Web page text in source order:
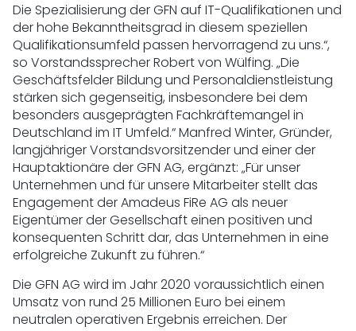
Die Spezialisierung der GFN auf IT-Qualifikationen und
der hohe Bekanntheitsgrad in diesem speziellen
Qualifikationsumfeld passen hervorragend zu uns.“,
so Vorstandssprecher Robert von Wülfing. „Die
Geschäftsfelder Bildung und Personaldienstleistung
stärken sich gegenseitig, insbesondere bei dem
besonders ausgeprägten Fachkräftemangel in
Deutschland im IT Umfeld.“ Manfred Winter, Gründer,
langjähriger Vorstandsvorsitzender und einer der
Hauptaktionäre der GFN AG, ergänzt: „Für unser
Unternehmen und für unsere Mitarbeiter stellt das
Engagement der Amadeus FiRe AG als neuer
Eigentümer der Gesellschaft einen positiven und
konsequenten Schritt dar, das Unternehmen in eine
erfolgreiche Zukunft zu führen.“
Die GFN AG wird im Jahr 2020 voraussichtlich einen
Umsatz von rund 25 Millionen Euro bei einem
neutralen operativen Ergebnis erreichen. Der